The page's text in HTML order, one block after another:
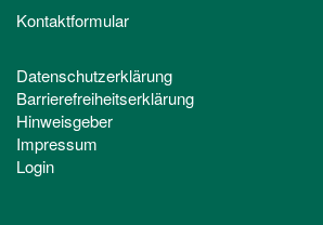
Kontaktformular
Datenschutzerklärung
Barrierefreiheitserklärung
Hinweisgeber
Impressum
Login